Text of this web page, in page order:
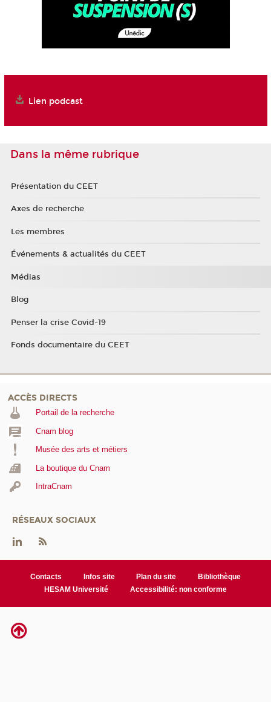
Lien podcast
Dans la même rubrique
Présentation du CEET
Axes de recherche
Les membres
Événements & actualités du CEET
Médias
Blog
Penser la crise Covid-19
Fonds documentaire du CEET
ACCÈS DIRECTS
Portail de la recherche
Cnam blog
Musée des arts et métiers
La boutique du Cnam
IntraCnam
RÉSEAUX SOCIAUX
Contacts Infos site Plan du site
Bibliothèque
HESAM Université
Accessibilité: non conforme